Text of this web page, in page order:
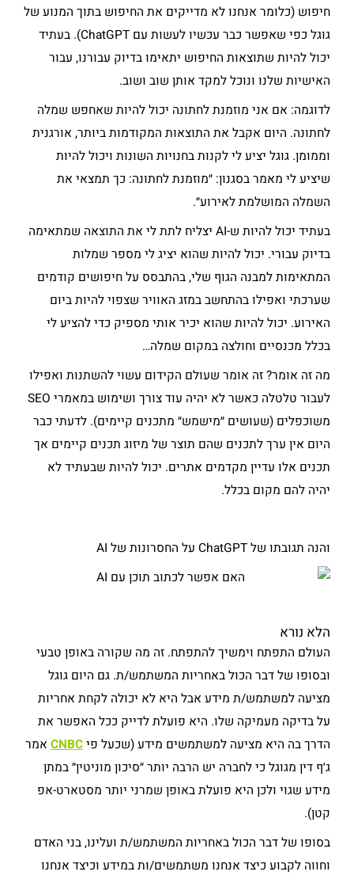
חיפוש (כלומר אנחנו לא מדייקים את החיפוש בתוך המנוע של
גוגל כפי שאפשר כבר עכשיו לעשות עם ChatGPT). בעתיד
יכול להיות שתוצאות החיפוש יתאימו בדיוק עבורנו, עבור
האישיות שלנו ונוכל למקד אותן שוב ושוב.
לדוגמה: אם אני מוזמנת לחתונה יכול להיות שאחפש שמלה
לחתונה. היום אקבל את התוצאות המקודמות ביותר, אורגנית
וממומן. גוגל יציע לי לקנות בחנויות השונות ויכול להיות
שיציע לי מאמר בסגנון: ״מוזמנת לחתונה: כך תמצאי את
השמלה המושלמת לאירוע״.
בעתיד יכול להיות ש-AI יצליח לתת לי את התוצאה שמתאימה
בדיוק עבורי. יכול להיות שהוא יציג לי מספר שמלות
המתאימות למבנה הגוף שלי, בהתבסס על חיפושים קודמים
שערכתי ואפילו בהתחשב במזג האוויר שצפוי להיות ביום
האירוע. יכול להיות שהוא יכיר אותי מספיק כדי להציע לי
בכלל מכנסיים וחולצה במקום שמלה…
מה זה אומר? זה אומר שעולם הקידום עשוי להשתנות ואפילו
לעבור טלטלה כאשר לא יהיה עוד צורך ושימוש במאמרי SEO
משוכפלים (שעושים ״מישמש״ מתכנים קיימים). לדעתי כבר
היום אין ערך לתכנים שהם תוצר של מיזוג תכנים קיימים אך
תכנים אלו עדיין מקדמים אתרים. יכול להיות שבעתיד לא
יהיה להם מקום בכלל.
והנה תגובתו של ChatGPT על החסרונות של AI
הלא נורא
העולם התפתח וימשיך להתפתח. זה מה שקורה באופן טבעי
ובסופו של דבר הכול באחריות המשתמש/ת. גם היום גוגל
מציעה למשתמש/ת מידע אבל היא לא יכולה לקחת אחריות
על בדיקה מעמיקה שלו. היא פועלת לדייק ככל האפשר את
הדרך בה היא מציעה למשתמשים מידע (שכעל פיCNBC אמר
ג׳ף דין מגוגל כי לחברה יש הרבה יותר ״סיכון מוניטין״ במתן
מידע שגוי ולכן היא פועלת באופן שמרני יותר מסטארט-אפ
קטן).
בסופו של דבר הכול באחריות המשתמש/ת ועלינו, בני האדם
וחווה לקבוע כיצד אנחנו משתמשים/ות במידע וכיצד אנחנו